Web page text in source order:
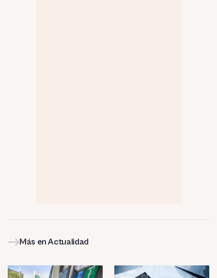
Más en Actualidad